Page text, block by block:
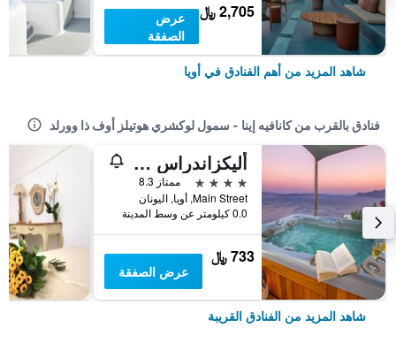
2,705 ﷼
عرض
الصفقة
شاهد المزيد من أهم الفنادق في أويا
فنادق بالقرب من كانافيه إينا - سمول لوكشري هوتيلز أوف ذا وورلد
أليكزاندراس سويتس
4 نجوم
ممتاز 8.3
Main Street, أويا, اليونان
0.0 كيلومتر عن وسط المدينة
733 ﷼
عرض الصفقة
شاهد المزيد من الفنادق القريبة